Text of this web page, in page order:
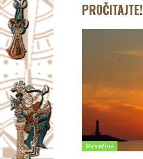
PROČITAJTE!
Mesečina